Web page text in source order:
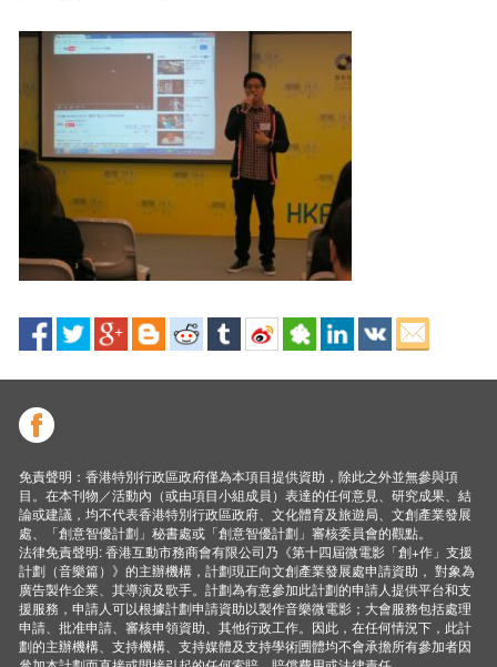
免責聲明：香港特別行政區政府僅為本項目提供資助，除此之外並無參與項
目。在本刊物／活動內（或由項目小組成員）表達的任何意見、研究成果、結
論或建議，均不代表香港特別行政區政府、文化體育及旅遊局、文創產業發展
處、「創意智優計劃」秘書處或「創意智優計劃」審核委員會的觀點。
法律免責聲明: 香港互動市務商會有限公司乃《第十四屆微電影「創+作」支援
計劃（音樂篇）》的主辦機構，計劃現正向文創產業發展處申請資助， 對象為
廣告製作企業、其導演及歌手。計劃為有意參加此計劃的申請人提供平台和支
援服務，申請人可以根據計劃申請資助以製作音樂微電影；大會服務包括處理
申請、批准申請、審核申領資助、其他行政工作。因此，在任何情況下，此計
劃的主辦機構、支持機構、支持媒體及支持學術圑體均不會承擔所有參加者因